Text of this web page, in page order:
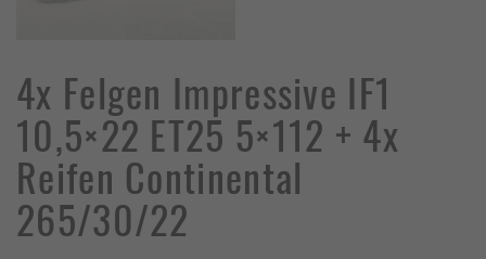
4x Felgen Impressive IF1
10,5×22 ET25 5×112 + 4x
Reifen Continental
265/30/22